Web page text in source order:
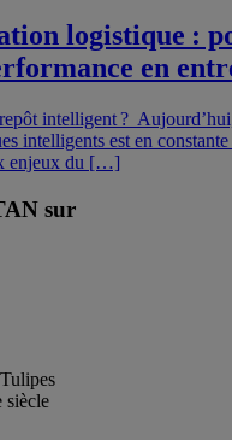
logistique :
en
intelligent ?
intelligents est en
enjeux du […]
sur
siècle